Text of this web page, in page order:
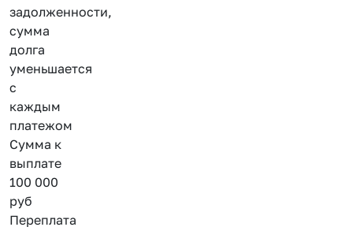
задолженности,
сумма
долга
уменьшается
с
каждым
платежом
Сумма к
выплате
100 000
руб
Переплата